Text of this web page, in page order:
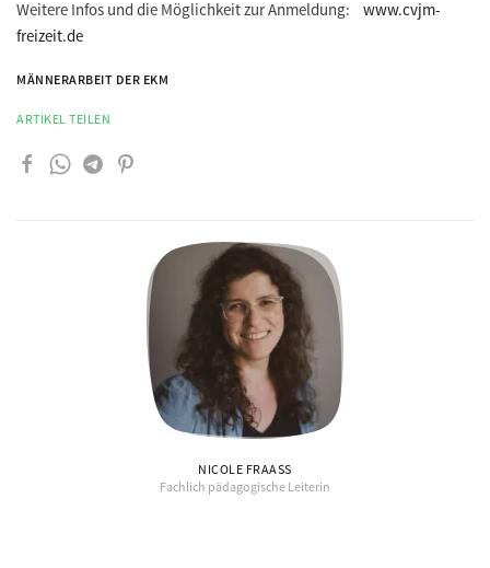
Weitere Infos und die Möglichkeit zur Anmeldung: www.cvjm-
freizeit.de
MÄNNERARBEIT DER EKM
ARTIKEL TEILEN
NICOLE FRAASS
Fachlich pädagogische Leiterin